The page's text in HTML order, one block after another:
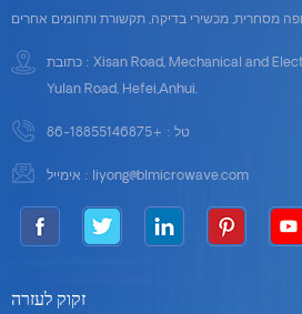
כתובת : Xisan Road, Mechanical and Electrical Industrial Park, No.767
Yulan Road, Hefei,Anhui.
טל : +86-18855146875
אימייל : liyong@blmicrowave.com
זקוק לעזרה